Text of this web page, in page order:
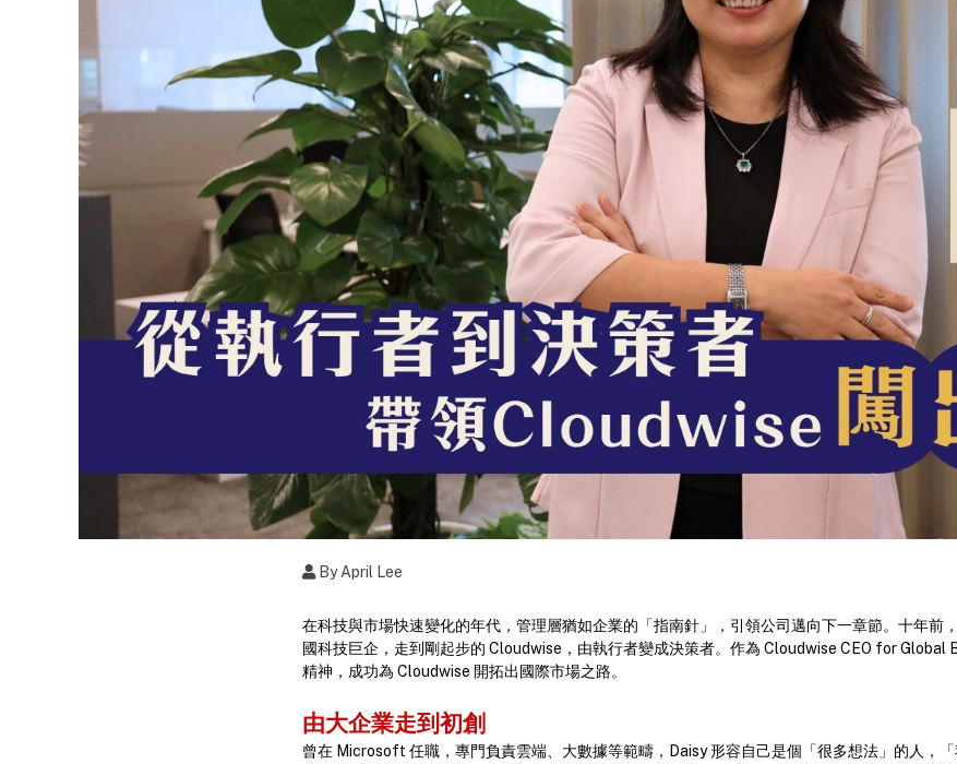
By April Lee
在科技與市場快速變化的年代，管理層猶如企業的「指南針」，引領公司邁向下一章節。十年前
國科技巨企，走到剛起步的 Cloudwise，由執行者變成決策者。作為 Cloudwise CEO for Global
精神，成功為 Cloudwise 開拓出國際市場之路。
由大企業走到初創
曾在 Microsoft 任職，專門負責雲端、大數據等範疇，Daisy 形容自己是個「很多想法」的人，